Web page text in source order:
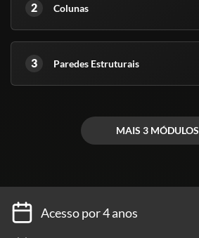
2 Colunas
3 Paredes Estruturais
MAIS 3 MÓDULOS
Acesso por 4 anos